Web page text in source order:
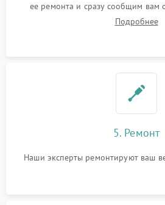
ее ремонта и сразу сообщим вам
Подробнее
5. Ремонт
Наши эксперты ремонтируют ваш